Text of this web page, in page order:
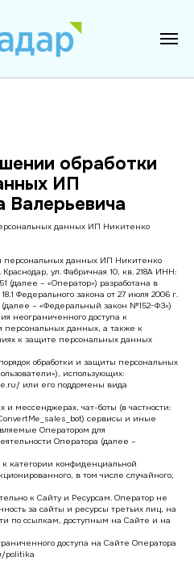
обработки
ИП
Валерьевича
данных ИП Никитенко
персональных данных ИП Никитенко
ул. Фабричная 10, кв. 218А ИНН:
(далее – «Оператор») разработана в
Федерального закона от 27 июля 2006 г.
– «Федеральный закон №152-ФЗ»)
неограниченного доступа к
персональных данных, а также к
к защите персональных данных
обработки и защиты персональных
использующих:
или его поддомены вида
и мессенджерах, чат-боты (в частности:
сервисы и иные
Оператором для
Оператора (далее –
к категории конфиденциальной
в том числе случайного,
к Сайту и Ресурсам. Оператор не
за сайты и ресурсы третьих лиц, на
по ссылкам, доступным на Сайте и на
доступа на Сайте Оператора
politika